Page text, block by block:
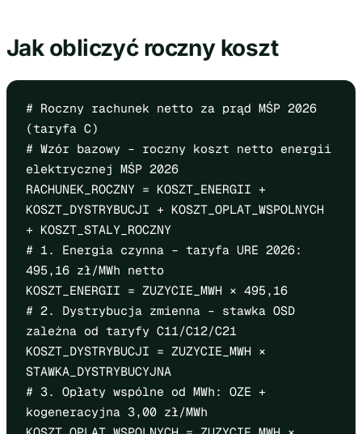
Jak obliczyć roczny koszt
# Roczny rachunek netto za prąd MŚP 2026
(taryfa C)
# Wzór bazowy – roczny koszt netto energii
elektrycznej MŚP 2026
RACHUNEK_ROCZNY = KOSZT_ENERGII +
KOSZT_DYSTRYBUCJI + KOSZT_OPLAT_WSPOLNYCH
+ KOSZT_STALY_ROCZNY
# 1. Energia czynna – taryfa URE 2026:
495,16 zł/MWh netto
KOSZT_ENERGII = ZUZYCIE_MWH × 495,16
# 2. Dystrybucja zmienna – stawka OSD
zależna od taryfy C11/C12/C21
KOSZT_DYSTRYBUCJI = ZUZYCIE_MWH ×
STAWKA_DYSTRYBUCYJNA
# 3. Opłaty wspólne od MWh: OZE +
kogeneracyjna 3,00 zł/MWh